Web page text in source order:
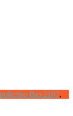
Ваз 2107,